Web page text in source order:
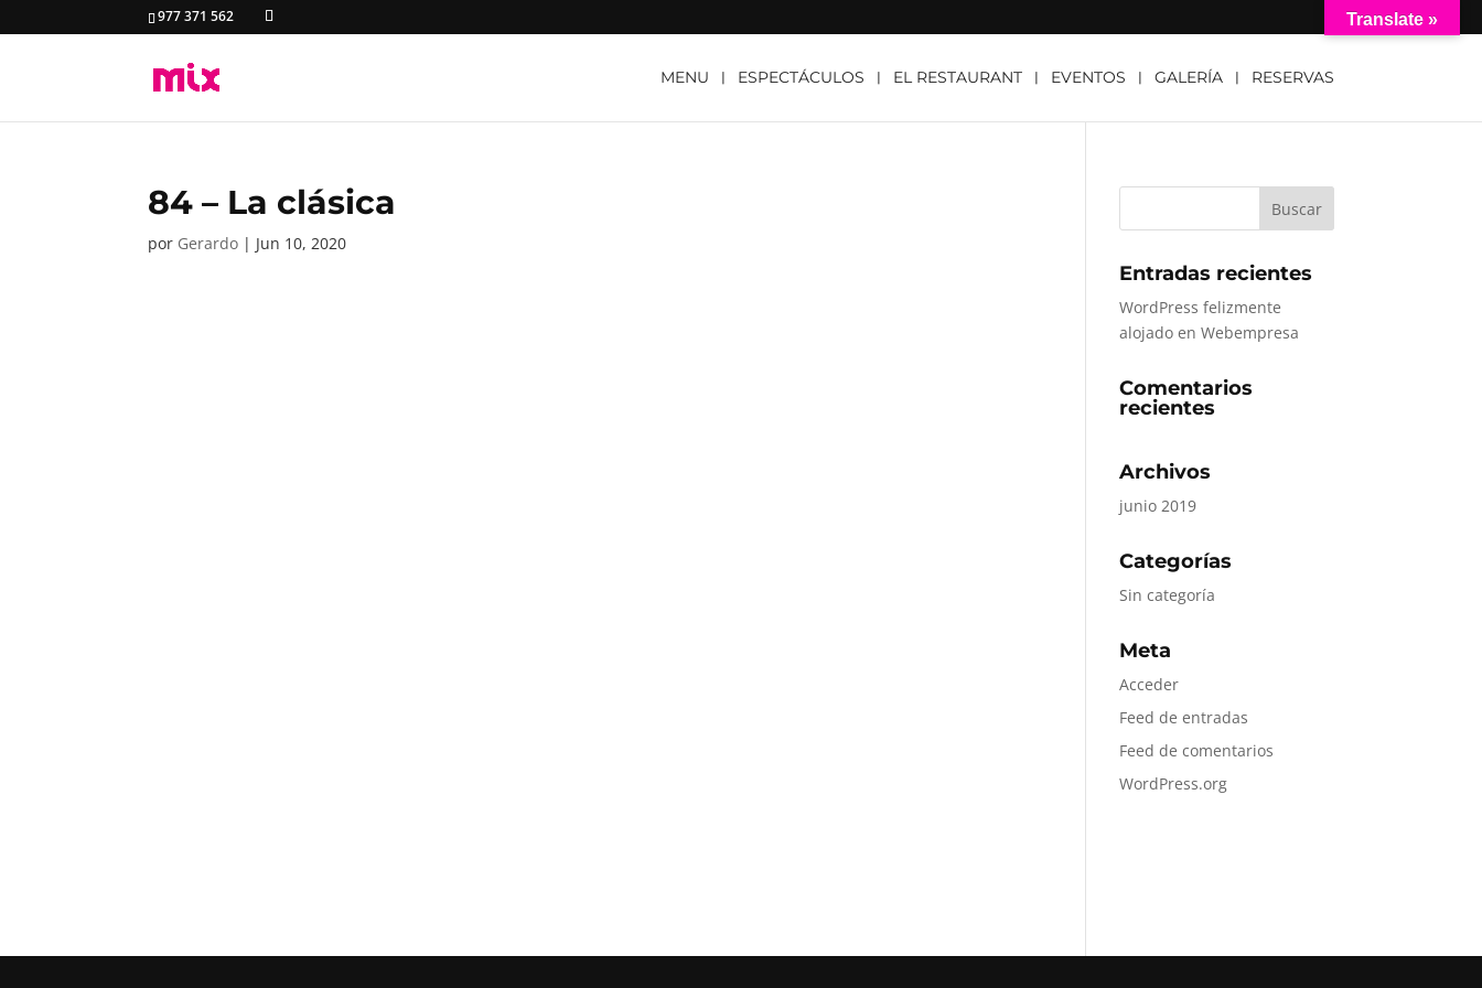
977 371 562
MENU ESPECTÁCULOS EL RESTAURANT EVENTOS GALERÍA RESERVAS
84 – La clásica
por Gerardo | Jun 10, 2020
Entradas recientes
WordPress felizmente
alojado en Webempresa
Comentarios
recientes
Archivos
junio 2019
Categorías
Sin categoría
Meta
Acceder
Feed de entradas
Feed de comentarios
WordPress.org
Translate »